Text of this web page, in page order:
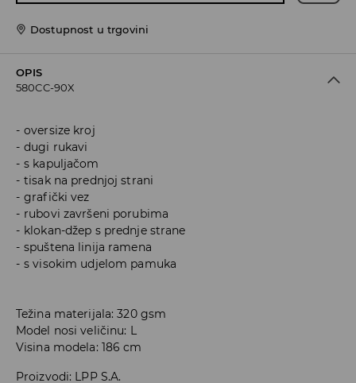
Dostupnost u trgovini
OPIS
580CC-90X
oversize kroj
dugi rukavi
s kapuljačom
tisak na prednjoj strani
grafički vez
rubovi završeni porubima
klokan-džep s prednje strane
spuštena linija ramena
s visokim udjelom pamuka
Težina materijala: 320 gsm
Model nosi veličinu: L
Visina modela: 186 cm
Proizvodi: LPP S.A.